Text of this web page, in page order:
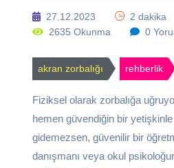
27.12.2023
2 dakika
2635 Okunma
0
akran zorbalığı rehberlik
Fiziksel olarak zorbalığa
hemen güvendiğin bir yetişkinle
gidemezsen, güvenilir bir
danışmanı veya okul